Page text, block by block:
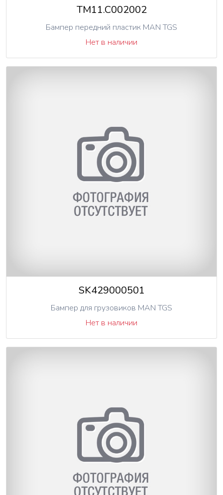
TM11.C002002
Бампер передний пластик MAN TGS
Нет в наличии
SK429000501
Бампер для грузовиков MAN TGS
Нет в наличии